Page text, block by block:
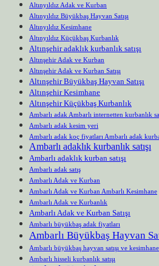
Altınyıldız Adak ve Kurban
Altınyıldız Büyükbaş Hayvan Satışı
Altınyıldız Kesimhane
Altınyıldız Küçükbaş Kurbanlık
Altınşehir adaklık kurbanlık satışı
Altınşehir Adak ve Kurban
Altınşehir Adak ve Kurban Satışı
Altınşehir Büyükbaş Hayvan Satışı
Altınşehir Kesimhane
Altınşehir Küçükbaş Kurbanlık
Ambarlı adak Ambarlı internetten kurbanlık
Ambarlı adak kesim yeri
Ambarlı adak koç fiyatları Ambarlı adak
Ambarlı adaklık kurbanlık satışı
Ambarlı adaklık kurban satışı
Ambarlı adak satış
Ambarlı Adak ve Kurban
Ambarlı Adak ve Kurban Ambarlı Kesimhane
Ambarlı Adak ve Kurbanlık
Ambarlı Adak ve Kurban Satışı
Ambarlı büyükbaş adak fiyatları
Ambarlı Büyükbaş Hayvan
Ambarlı büyükbaş hayvan satışı ve
Ambarlı hisseli kurbanlık satışı